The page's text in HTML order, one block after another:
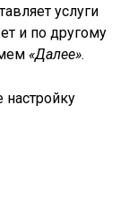
услуги
и по другому
«Далее».